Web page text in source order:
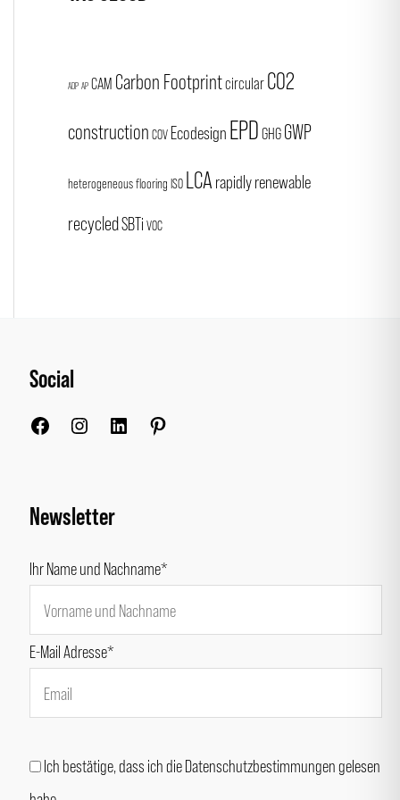
ADP AP CAM Carbon FootprintcircularCO2
construction COV Ecodesign EPDGHGGWP
heterogeneous flooring ISO LCA rapidly renewable
recycledSBTi VOC
Social
Facebook
Newsletter
Ihr Name und Nachname*
E-Mail Adresse*
Ich bestätige, dass ich die Datenschutzbestimmungen gelesen